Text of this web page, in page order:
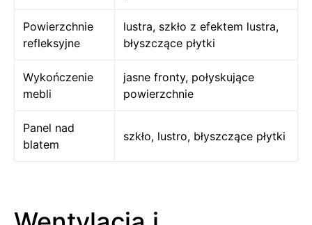
Powierzchnie
refleksyjne
lustra, szkło z efektem lustra,
błyszczące płytki
Wykończenie
mebli
jasne fronty, połyskujące
powierzchnie
Panel nad
blatem
szkło, lustro, błyszczące płytki